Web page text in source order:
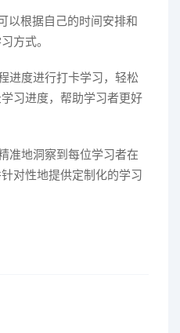
以根据自己的时间安排和
方式。
进度进行打卡学习，轻松
习进度，帮助学习者更好
准地洞察到每位学习者在
对性地提供定制化的学习